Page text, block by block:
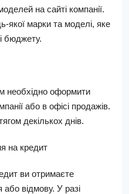
на сайті компанії.
якої марки та моделі, яке
бюджету.
необхідно оформити
або в офісі продажів.
декількох днів.
на кредит
ви отримаєте
відмову. У разі